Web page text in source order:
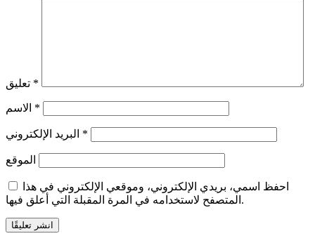
*
*
*
الموقع
احفظ اسمي، بريدي الإلكتروني، وموقعي الإلكتروني في هذا
المتصفح لاستخدامه في المرة المقبلة التي أعلق فيها.